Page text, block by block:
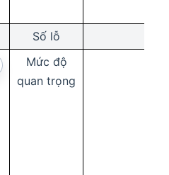
Số lỗ
Mức độ
quan trọng